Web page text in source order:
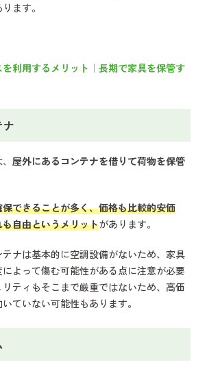
ます。
利用するメリット｜長期で家具を保管す
ナ
屋外にあるコンテナを借りて荷物を保管
できることが多く、価格も比較的安価
自由というメリットがあります。
ナは基本的に空調設備がないため、家具
よって傷む可能性がある点に注意が必要
ティもそこまで厳重ではないため、高価
ていない可能性もあります。